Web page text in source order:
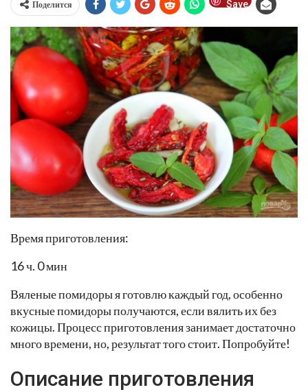
Поделится Save
Время приготовления:
16 ч. 0 мин
Вяленые помидоры я готовлю каждый год, особенно
вкусные помидоры получаются, если вялить их без
кожицы. Процесс приготовления занимает достаточно
много времени, но, результат того стоит. Попробуйте!
Описание приготовления